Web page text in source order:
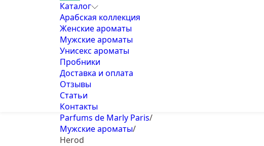
Каталог
Арабская коллекция
Женские ароматы
Мужские ароматы
Унисекс ароматы
Пробники
Доставка и оплата
Отзывы
Статьи
Контакты
Parfums de Marly Paris/
Мужские ароматы/
Herod